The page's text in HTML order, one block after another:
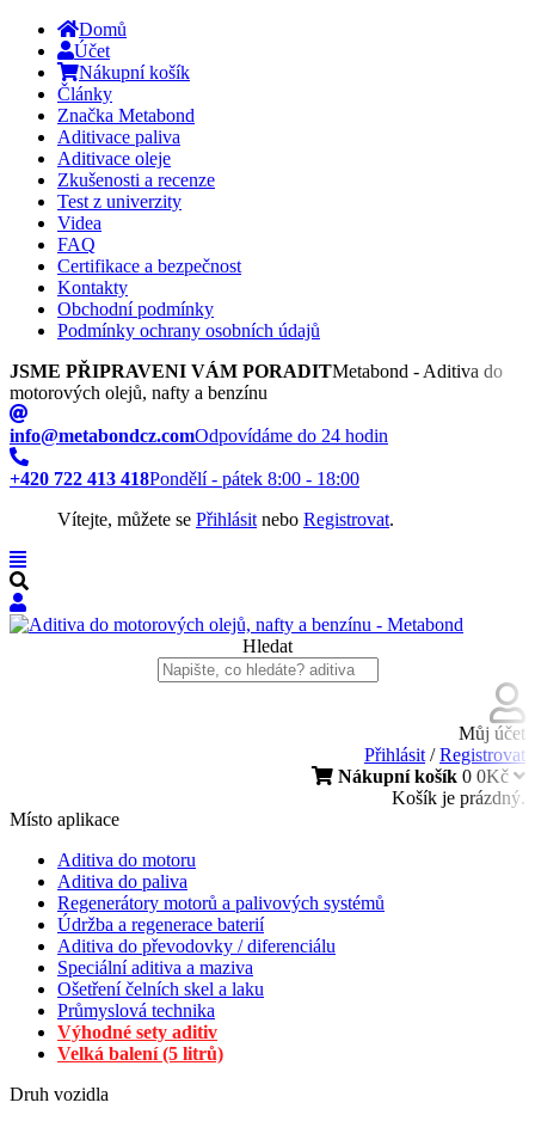
Domů
Účet
Nákupní košík
Články
Značka Metabond
Aditivace paliva
Aditivace oleje
Zkušenosti a recenze
Test z univerzity
Videa
FAQ
Certifikace a bezpečnost
Kontakty
Obchodní podmínky
Podmínky ochrany osobních údajů
JSME PŘIPRAVENI VÁM PORADITMetabond - Aditiva do
motorových olejů, nafty a benzínu
info@metabondcz.comOdpovídáme do 24 hodin
+420 722 413 418Pondělí - pátek 8:00 - 18:00
Vítejte, můžete se Přihlásit nebo Registrovat.
Hledat
Můj účet
Přihlásit /Registrovat
Nákupní košík 0 0Kč
Košík je prázdný.
Místo aplikace
Aditiva do motoru
Aditiva do paliva
Regenerátory motorů a palivových systémů
Údržba a regenerace baterií
Aditiva do převodovky / diferenciálu
Speciální aditiva a maziva
Ošetření čelních skel a laku
Průmyslová technika
Výhodné sety aditiv
Velká balení (5 litrů)
Druh vozidla